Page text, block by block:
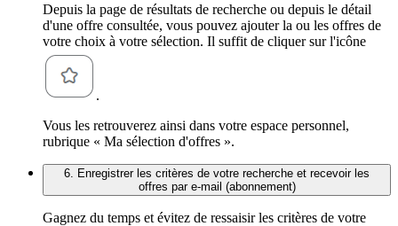
Depuis la page de résultats de recherche ou depuis le détail
d'une offre consultée, vous pouvez ajouter la ou les offres de
votre choix à votre sélection. Il suffit de cliquer sur l'icône
.
Vous les retrouverez ainsi dans votre espace personnel,
rubrique « Ma sélection d'offres ».
6. Enregistrer les critères de votre recherche et recevoir les
offres par e-mail (abonnement)
Gagnez du temps et évitez de ressaisir les critères de votre